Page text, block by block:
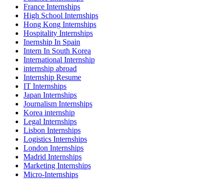
France Internships
High School Internships
Hong Kong Internships
Hospitality Internships
Inernship In Spain
Intern In South Korea
International Internship
internship abroad
Internship Resume
IT Internships
Japan Internships
Journalism Internships
Korea internship
Legal Internships
Lisbon Internships
Logistics Internships
London Internships
Madrid Internships
Marketing Internships
Micro-Internships